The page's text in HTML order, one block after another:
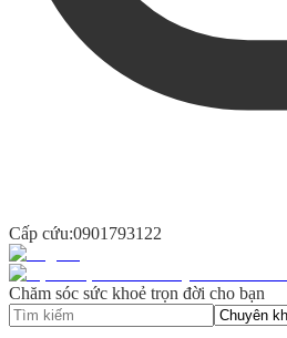
Cấp cứu:0901793122
Chăm sóc sức khoẻ trọn đời cho bạn